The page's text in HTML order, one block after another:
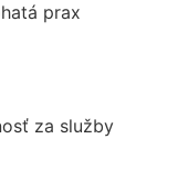
prax
za služby